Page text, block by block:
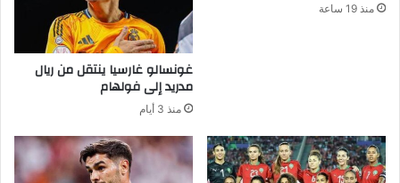
منذ 19 ساعة
غونسالو غارسيا ينتقل من ريال
مدريد إلى فولهام
منذ 3 أيام